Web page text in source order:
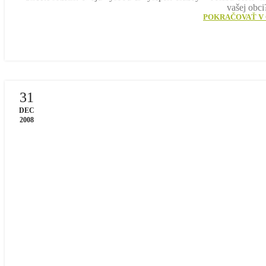
vašej
POKRAČOVAŤ
31
DEC
2008